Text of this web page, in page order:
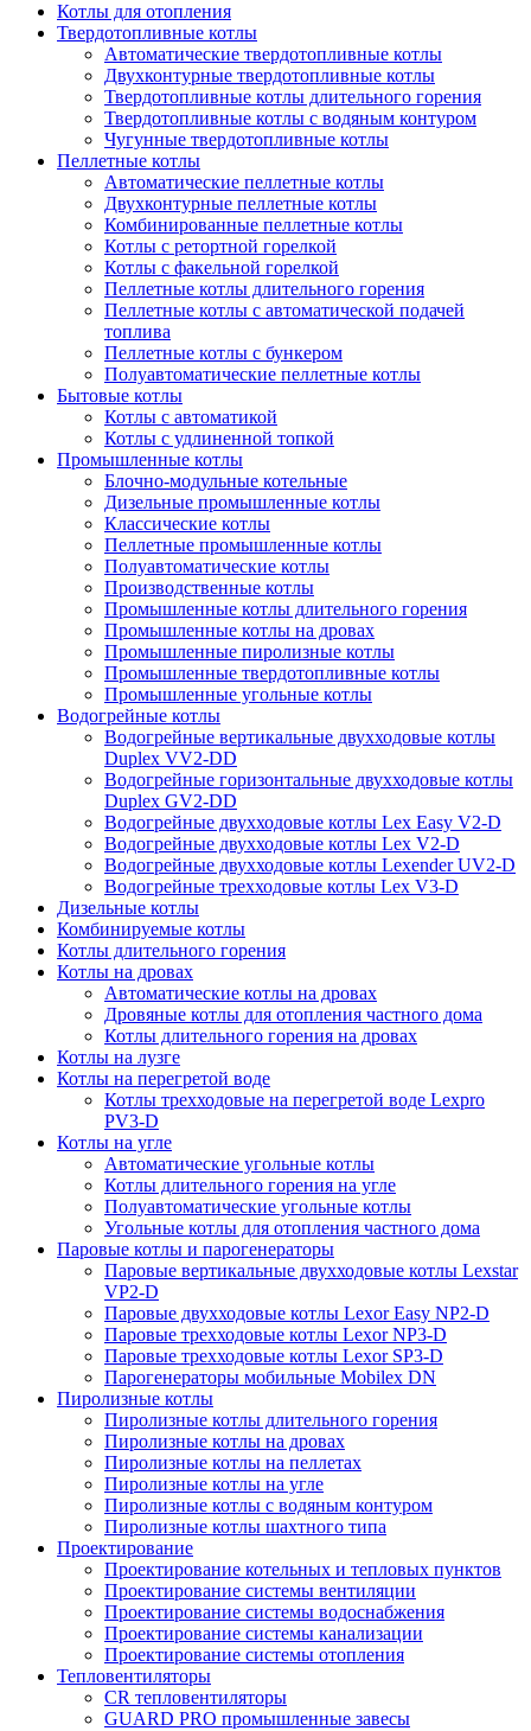
Котлы для отопления
Твердотопливные котлы
Автоматические твердотопливные котлы
Двухконтурные твердотопливные котлы
Твердотопливные котлы длительного горения
Твердотопливные котлы с водяным контуром
Чугунные твердотопливные котлы
Пеллетные котлы
Автоматические пеллетные котлы
Двухконтурные пеллетные котлы
Комбинированные пеллетные котлы
Котлы с ретортной горелкой
Котлы с факельной горелкой
Пеллетные котлы длительного горения
Пеллетные котлы с автоматической подачей
топлива
Пеллетные котлы с бункером
Полуавтоматические пеллетные котлы
Бытовые котлы
Котлы с автоматикой
Котлы с удлиненной топкой
Промышленные котлы
Блочно-модульные котельные
Дизельные промышленные котлы
Классические котлы
Пеллетные промышленные котлы
Полуавтоматические котлы
Производственные котлы
Промышленные котлы длительного горения
Промышленные котлы на дровах
Промышленные пиролизные котлы
Промышленные твердотопливные котлы
Промышленные угольные котлы
Водогрейные котлы
Водогрейные вертикальные двухходовые котлы
Duplex VV2-DD
Водогрейные горизонтальные двухходовые котлы
Duplex GV2-DD
Водогрейные двухходовые котлы Lex Easy V2-D
Водогрейные двухходовые котлы Lex V2-D
Водогрейные двухходовые котлы Lexender UV2-D
Водогрейные трехходовые котлы Lex V3-D
Дизельные котлы
Комбинируемые котлы
Котлы длительного горения
Котлы на дровах
Автоматические котлы на дровах
Дровяные котлы для отопления частного дома
Котлы длительного горения на дровах
Котлы на лузге
Котлы на перегретой воде
Котлы трехходовые на перегретой воде Lexpro
PV3-D
Котлы на угле
Автоматические угольные котлы
Котлы длительного горения на угле
Полуавтоматические угольные котлы
Угольные котлы для отопления частного дома
Паровые котлы и парогенераторы
Паровые вертикальные двухходовые котлы Lexstar
VP2-D
Паровые двухходовые котлы Lexor Easy NP2-D
Паровые трехходовые котлы Lexor NP3-D
Паровые трехходовые котлы Lexor SP3-D
Парогенераторы мобильные Mobilex DN
Пиролизные котлы
Пиролизные котлы длительного горения
Пиролизные котлы на дровах
Пиролизные котлы на пеллетах
Пиролизные котлы на угле
Пиролизные котлы с водяным контуром
Пиролизные котлы шахтного типа
Проектирование
Проектирование котельных и тепловых пунктов
Проектирование системы вентиляции
Проектирование системы водоснабжения
Проектирование системы канализации
Проектирование системы отопления
Тепловентиляторы
CR тепловентиляторы
GUARD PRO промышленные завесы